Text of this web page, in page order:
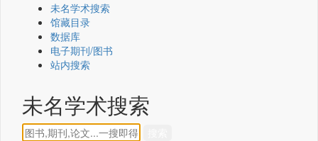
未名学术搜索
馆藏目录
数据库
电子期刊/图书
站内搜索
未名学术搜索